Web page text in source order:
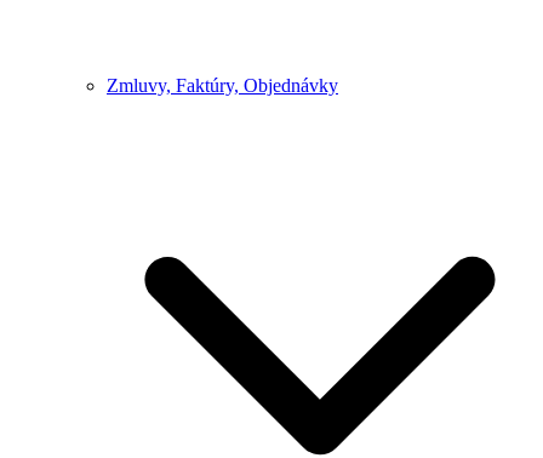
Zmluvy, Faktúry, Objednávky